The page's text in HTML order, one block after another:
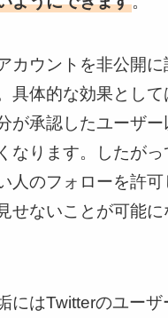
カウントを非公開
具体的な効果とし
が承認したユーザ
なります。したが
人のフォローを許可
せないことが可能
にはTwitterのユー